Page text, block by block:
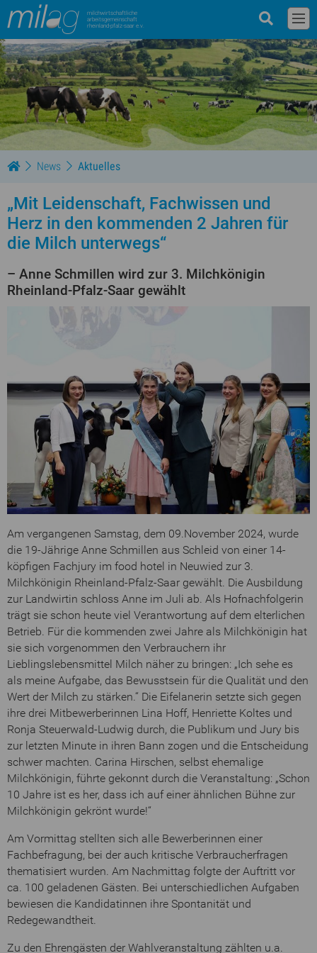
milchwirtschaftliche
arbeitsgemeinschaft
rheinland-pfalz-saar e.v.
News Aktuelles
„Mit Leidenschaft, Fachwissen und
Herz in den kommenden 2 Jahren für
die Milch unterwegs“
– Anne Schmillen wird zur 3. Milchkönigin
Rheinland-Pfalz-Saar gewählt
Am vergangenen Samstag, dem 09.November 2024, wurde
die 19-Jährige Anne Schmillen aus Schleid von einer 14-
köpfigen Fachjury im food hotel in Neuwied zur 3.
Milchkönigin Rheinland-Pfalz-Saar gewählt. Die Ausbildung
zur Landwirtin schloss Anne im Juli ab. Als Hofnachfolgerin
trägt sie schon heute viel Verantwortung auf dem elterlichen
Betrieb. Für die kommenden zwei Jahre als Milchkönigin hat
sie sich vorgenommen den Verbrauchern ihr
Lieblingslebensmittel Milch näher zu bringen: „Ich sehe es
als meine Aufgabe, das Bewusstsein für die Qualität und den
Wert der Milch zu stärken.“ Die Eifelanerin setzte sich gegen
ihre drei Mitbewerberinnen Lina Hoff, Henriette Koltes und
Ronja Steuerwald-Ludwig durch, die Publikum und Jury bis
zur letzten Minute in ihren Bann zogen und die Entscheidung
schwer machten. Carina Hirschen, selbst ehemalige
Milchkönigin, führte gekonnt durch die Veranstaltung: „Schon
10 Jahre ist es her, dass ich auf einer ähnlichen Bühne zur
Milchkönigin gekrönt wurde!“
Am Vormittag stellten sich alle Bewerberinnen einer
Fachbefragung, bei der auch kritische Verbraucherfragen
thematisiert wurden. Am Nachmittag folgte der Auftritt vor
ca. 100 geladenen Gästen. Bei unterschiedlichen Aufgaben
bewiesen die Kandidatinnen ihre Spontanität und
Redegewandtheit.
Zu den Ehrengästen der Wahlveranstaltung zählten u.a.